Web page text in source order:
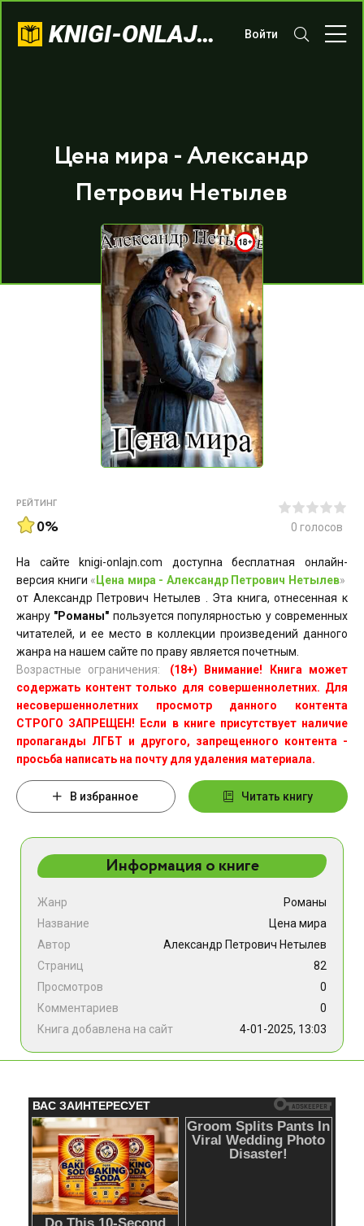
KNIGI-ONLAJN.COM Войти
Цена мира - Александр
Петрович Нетылев
РЕЙТИНГ
0% 0 голосов
На сайте knigi-onlajn.com доступна бесплатная онлайн-
версия книги « Цена мира - Александр Петрович Нетылев»
от Александр Петрович Нетылев . Эта книга, отнесенная к
жанру "Романы" пользуется популярностью у современных
читателей, и ее место в коллекции произведений данного
жанра на нашем сайте по праву является почетным.
Возрастные ограничения:
(18+) Внимание! Книга может
содержать контент только для совершеннолетних. Для
несовершеннолетних просмотр данного контента
СТРОГО ЗАПРЕЩЕН! Если в книге присутствует наличие
пропаганды ЛГБТ и другого, запрещенного контента -
просьба написать на почту для удаления материала.
В избранное Читать книгу
Информация о книге
Жанр
Романы
Название
Цена мира
Автор
Александр Петрович Нетылев
Страниц
82
Просмотров
0
Комментариев
0
Книга добавлена на сайт
4-01-2025, 13:03